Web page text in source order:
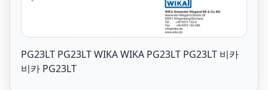
PG23LT PG23LT WIKA WIKA PG23LT PG23LT 비카
비카 PG23LT